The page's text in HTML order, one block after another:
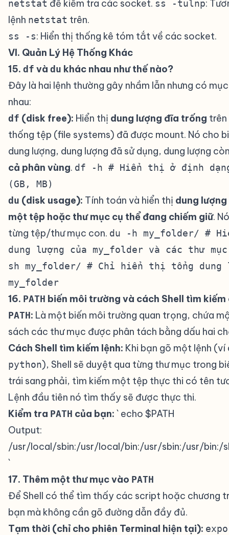
netstat để kiểm tra các socket. ss -tulnp:
lệnh netstat trên.
ss -s: Hiển thị thống kê tóm tắt về các socket.
VI. Quản Lý Hệ Thống Khác
15. df và du khác nhau như thế nào?
Đây là hai lệnh thường gây nhầm lẫn nhưng có
nhau:
df (disk free): Hiển thị dung lượng đĩa trống trên
thống tệp (file systems) đã được mount. Nó cho
dung lượng, dung lượng đã sử dụng, dung lượng
cả phân vùng. df -h # Hiển thị ở định
(GB, MB)
du (disk usage): Tính toán và hiển thị dung
một tệp hoặc thư mục cụ thể đang chiếm giữ.
từng tệp/thư mục con. du -h my_folder/ #
dung lượng của my_folder và các thư
sh my_folder/ # Chỉ hiển thị tổng dung
my_folder
16. PATH biến môi trường và cách Shell tìm kiếm
PATH: Là một biến môi trường quan trọng, chứa
sách các thư mục được phân tách bằng dấu hai
Cách Shell tìm kiếm lệnh: Khi bạn gõ một lệnh (ví
python), Shell sẽ duyệt qua từng thư mục trong
trái sang phải, tìm kiếm một tệp thực thi có tên
Lệnh đầu tiên nó tìm thấy sẽ được thực thi.
Kiểm tra PATH của bạn: ` echo $PATH
Output:
/usr/local/sbin:/usr/local/bin:/usr/sbin:/usr/bin:/
`
17. Thêm một thư mục vào PATH
Để Shell có thể tìm thấy các script hoặc chương
bạn mà không cần gõ đường dẫn đầy đủ.
Tạm thời (chỉ cho phiên Terminal hiện tại):